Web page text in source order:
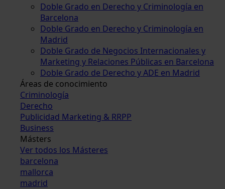
Doble Grado en Derecho y Criminología en
Barcelona
Doble Grado en Derecho y Criminología en
Madrid
Doble Grado de Negocios Internacionales y
Marketing y Relaciones Públicas en Barcelona
Doble Grado de Derecho y ADE en Madrid
Áreas de conocimiento
Criminología
Derecho
Publicidad Marketing & RRPP
Business
Másters
Ver todos los Másteres
barcelona
mallorca
madrid